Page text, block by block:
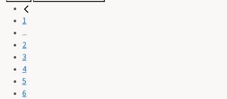
1
...
2
3
4
5
6